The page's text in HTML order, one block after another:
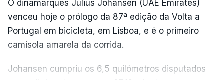
O dinamarquês Julius Johansen (UAE Emirates)
venceu hoje o prólogo da 87ª edição da Volta a
Portugal em bicicleta, em Lisboa, e é o primeiro
camisola amarela da corrida.
Johansen cumpriu os 6,5 quilómetros disputados